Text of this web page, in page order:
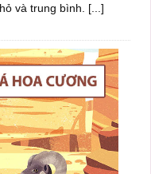
và trung bình. [...]